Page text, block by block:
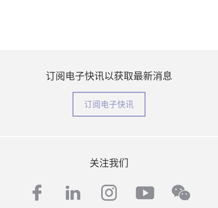
订阅电子快讯以获取最新消息
订阅电子快讯
关注我们
facebook
linkedininstagram
youtube